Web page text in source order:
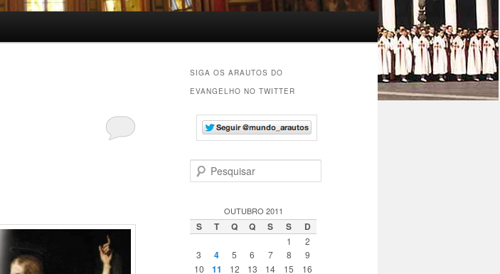
SIGA OS ARAUTOS DO
EVANGELHO NO TWITTER
e
u
i
OUTUBRO 2011
S T Q Q S S D
1
2
3
4 5 6 7 8
9
10
11 12 13 14 15
16